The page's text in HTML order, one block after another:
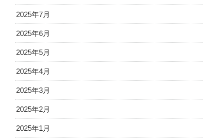
2025年7月
2025年6月
2025年5月
2025年4月
2025年3月
2025年2月
2025年1月